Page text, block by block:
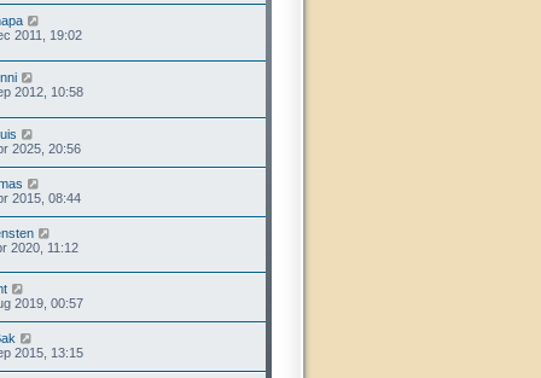
2011, 19:02
2012, 10:58
2025, 20:56
2015, 08:44
2020, 11:12
2019, 00:57
2015, 13:15